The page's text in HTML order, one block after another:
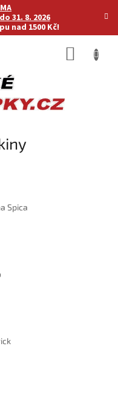
31. 8. 2026
nad 1500 Kč!
Spica